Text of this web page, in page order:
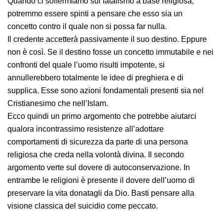
Quando ci soffermiamo sul fatalismo a base religiosa,
potremmo essere spinti a pensare che esso sia un
concetto contro il quale non si possa far nulla.
Il credente accetterà passivamente il suo destino.
Eppure non è così. Se il destino fosse un concetto
immutabile e nei confronti del quale l’uomo risulti
impotente, si annullerebbero totalmente le idee di
preghiera e di supplica. Esse sono azioni fondamentali
presenti sia nel Cristianesimo che nell’Islam.
Ecco quindi un primo argomento che potrebbe aiutarci
qualora incontrassimo resistenze all’adottare
comportamenti di sicurezza da parte di una persona
religiosa che creda nella volontà divina. Il secondo
argomento verte sul dovere di autoconservazione. In
entrambe le religioni è presente il dovere dell’uomo di
preservare la vita donatagli da Dio. Basti pensare alla